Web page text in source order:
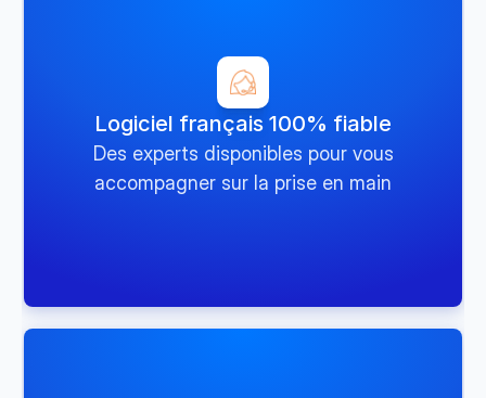
Logiciel français 100% fiable
Des experts disponibles pour vous
accompagner sur la prise en main